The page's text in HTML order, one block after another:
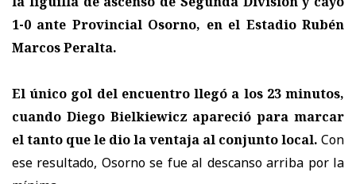
1-0 ante Provincial Osorno, en el Estadio Rubén
Marcos Peralta.
El único gol del encuentro llegó a los 23 minutos,
cuando Diego Bielkiewicz apareció para marcar
el tanto que le dio la ventaja al conjunto local. Con
ese resultado, Osorno se fue al descanso arriba por la